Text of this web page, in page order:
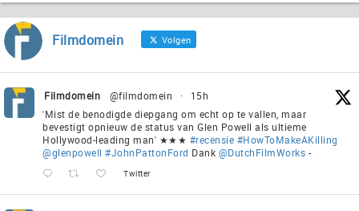
Filmdomein Volgen
Filmdomein @filmdomein ·
15h
'Mist de benodigde diepgang om echt op te vallen, maar
bevestigt opnieuw de status van Glen Powell als ultieme
Hollywood-leading man' ★★★ #recensie #HowToMakeAKilling
@glenpowell #JohnPattonFord Dank @DutchFilmWorks -
Twitter